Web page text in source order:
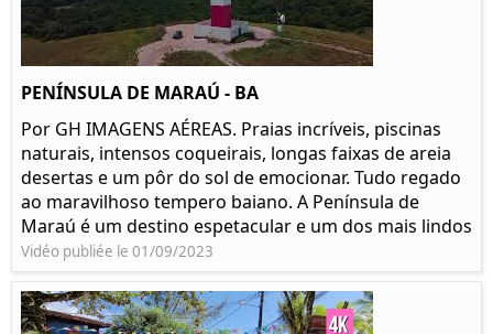
PENÍNSULA DE MARAÚ - BA
Por GH IMAGENS AÉREAS. Praias incríveis, piscinas
naturais, intensos coqueirais, longas faixas de areia
desertas e um pôr do sol de emocionar. Tudo regado
ao maravilhoso tempero baiano. A Península de
Maraú é um destino espetacular e um dos mais lindos
Vidéo publiée le 01/09/2023